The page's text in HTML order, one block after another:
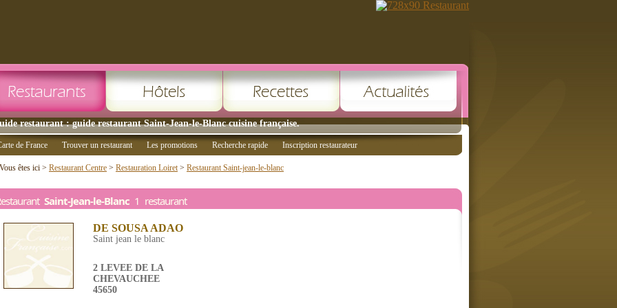
restaurant : guide restaurant Saint-Jean-le-Blanc cuisine française.
de France Trouver un restaurant Les promotions Recherche rapide Inscription restaurateur
Vous êtes ici > Restaurant Centre > Restauration Loiret> Restaurant Saint-jean-le-blanc
Saint-Jean-le-Blanc 1 restaurant
DE SOUSA ADAO
Saint jean le blanc
2 LEVEE DE LA
CHEVAUCHEE
45650